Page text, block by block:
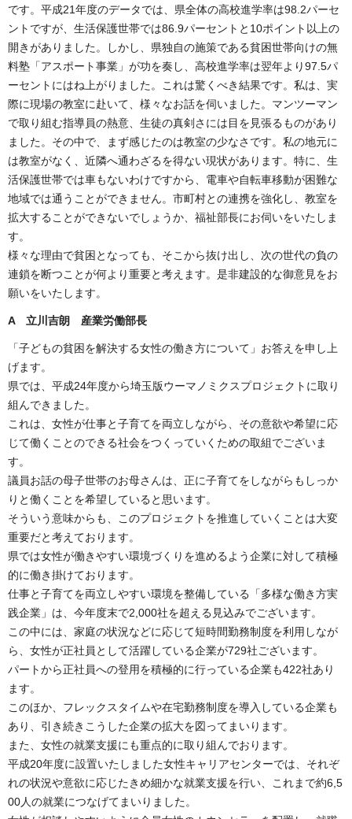
です。平成21年度のデータでは、県全体の高校進学率は98.2パーセ
ントですが、生活保護世帯では86.9パーセントと10ポイント以上の
開きがありました。しかし、県独自の施策である貧困世帯向けの無
料塾「アスポート事業」が功を奏し、高校進学率は翌年より97.5パ
ーセントにはね上がりました。これは驚くべき結果です。私は、実
際に現場の教室に赴いて、様々なお話を伺いました。マンツーマン
で取り組む指導員の熱意、生徒の真剣さには目を見張るものがあり
ました。その中で、まず感じたのは教室の少なさです。私の地元に
は教室がなく、近隣へ通わざるを得ない現状があります。特に、生
活保護世帯では車もないわけですから、電車や自転車移動が困難な
地域では通うことができません。市町村との連携を強化し、教室を
拡大することができないでしょうか、福祉部長にお伺いをいたしま
す。
様々な理由で貧困となっても、そこから抜け出し、次の世代の負の
連鎖を断つことが何より重要と考えます。是非建設的な御意見をお
願いをいたします。
A 立川吉朗 産業労働部長
「子どもの貧困を解決する女性の働き方について」お答えを申し上
げます。
県では、平成24年度から埼玉版ウーマノミクスプロジェクトに取り
組んできました。
これは、女性が仕事と子育てを両立しながら、その意欲や希望に応
じて働くことのできる社会をつくっていくための取組でございま
す。
議員お話の母子世帯のお母さんは、正に子育てをしながらもしっか
りと働くことを希望していると思います。
そういう意味からも、このプロジェクトを推進していくことは大変
重要だと考えております。
県では女性が働きやすい環境づくりを進めるよう企業に対して積極
的に働き掛けております。
仕事と子育てを両立しやすい環境を整備している「多様な働き方実
践企業」は、今年度末で2,000社を超える見込みでございます。
この中には、家庭の状況などに応じて短時間勤務制度を利用しなが
ら、女性が正社員として活躍している企業が729社ございます。
パートから正社員への登用を積極的に行っている企業も422社あり
ます。
このほか、フレックスタイムや在宅勤務制度を導入している企業も
あり、引き続きこうした企業の拡大を図ってまいります。
また、女性の就業支援にも重点的に取り組んでおります。
平成20年度に設置いたしました女性キャリアセンターでは、それぞ
れの状況や意欲に応じたきめ細かな就業支援を行い、これまで約6,5
00人の就業につなげてまいりました。